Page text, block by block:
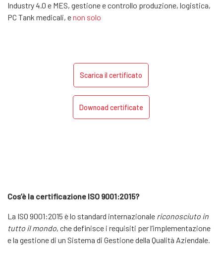
Industry 4.0 e MES, gestione e controllo produzione, logistica,
PC Tank medicali, enon solo
Scarica il certificato
Downoad certificate
Cos’è la certificazione ISO 9001:2015?
La ISO 9001:2015 è lo standard internazionale riconosciuto in
tutto il mondo, che definisce i requisiti per l’implementazione
e la gestione di un Sistema di Gestione della Qualità Aziendale.